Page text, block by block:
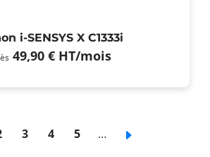
i-SENSYS X C1333i
49,90 € HT/mois
Page
3
Page
4
Page
5 …
Page